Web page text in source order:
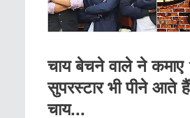
चाय बेचने वाले ने
सुपरस्टार भी पीने आते
चाय...